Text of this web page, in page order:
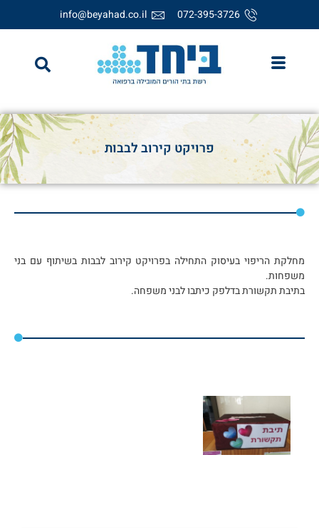
072-395-3726
info@beyahad.co.il
פרויקט קירוב לבבות
מחלקת הריפוי בעיסוק התחילה בפרויקט קירוב לבבות בשיתוף עם בני
משפחות.
בתיבת תקשורת בדלפק כיתבו לבני משפחה.